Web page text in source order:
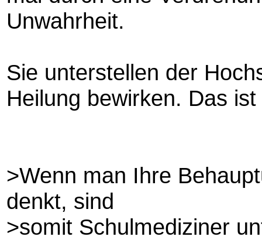
Unwahrheit.
Sie unterstellen der
Heilung bewirken. Das
>Wenn man Ihre
denkt, sind
>somit Schulmediziner